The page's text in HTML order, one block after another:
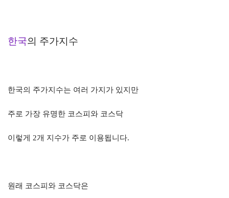
한국의 주가지수
한국의 주가지수는 여러 가지가 있지만
주로 가장 유명한 코스피와 코스닥
이렇게 2개 지수가 주로 이용됩니다.
원래 코스피와 코스닥은